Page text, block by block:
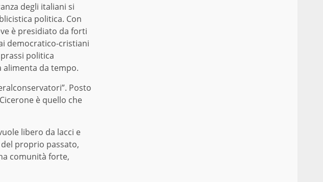
degli italiani si
politica. Con
è presidiato da forti
democratico-cristiani
politica
alimenta da tempo.
Posto
è quello che
libero da lacci e
proprio passato,
comunità forte,